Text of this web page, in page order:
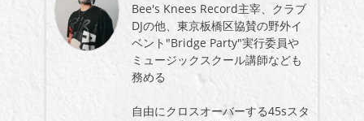
Bee's Knees Record主宰、クラブ
DJの他、東京板橋区協賛の野外イ
ベント"Bridge Party"実行委員や
ミュージックスクール講師なども
務める
自由にクロスオーバーする45sスタ